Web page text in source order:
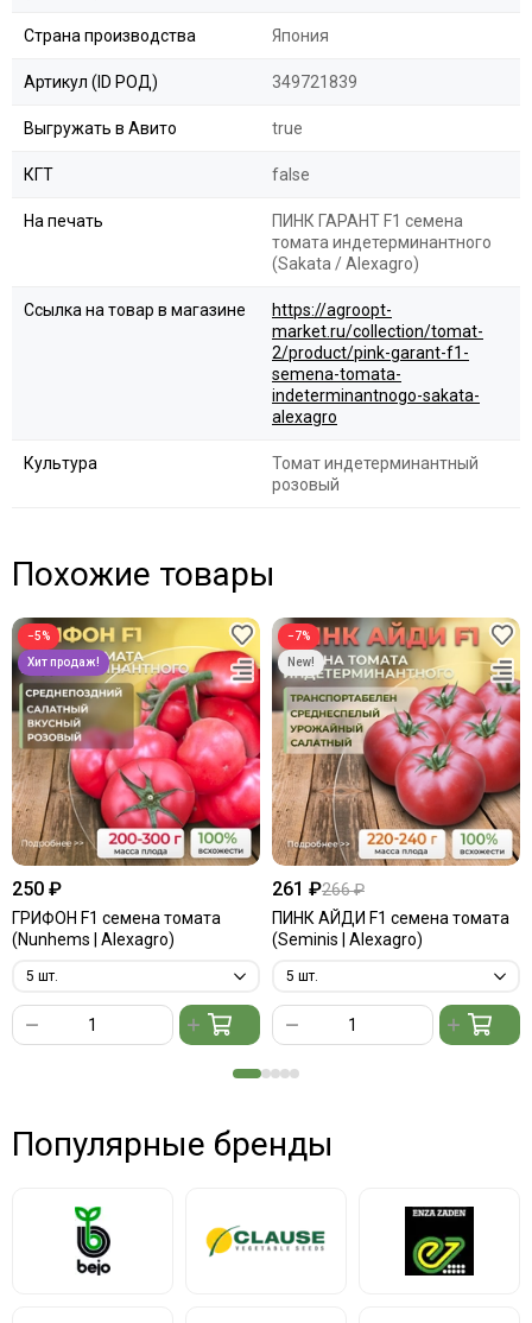
Страна производства Япония
Артикул (ID РОД) 349721839
Выгружать в Авито true
КГТ false
На печать
ПИНК ГАРАНТ F1 семена
томата индетерминантного
(Sakata / Alexagro)
Ссылка на товар в магазине
https://agroopt-
market.ru/collection/tomat-
2/product/pink-garant-f1-
semena-tomata-
indeterminantnogo-sakata-
alexagro
Культура
Томат индетерминантный
розовый
Похожие товары
−5%
250 ₽
ГРИФОН F1 семена томата
(Nunhems | Alexagro)
−7%
261 ₽266 ₽
ПИНК АЙДИ F1 семена томата
(Seminis | Alexagro)
Популярные бренды